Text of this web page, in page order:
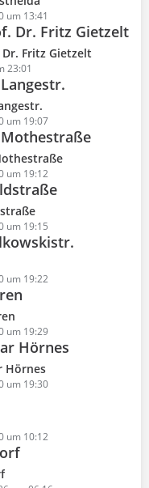
um 13:41
Dr. Fritz Gietzelt
Fritz Gietzelt
23:01
um 19:07
um 19:12
um 19:15
um 19:22
um 19:29
Hörnes
Hörnes
um 19:30
um 10:12